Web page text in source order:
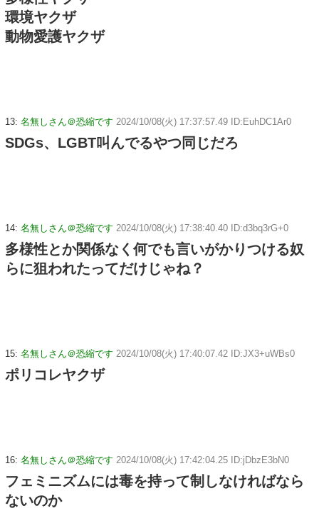
環境ヤクザ
動物愛護ヤクザ
13: 名無しさん＠恐縮です 2024/10/08(火) 17:37:57.49 ID:EuhDC1Ar0
SDGs、LGBT叫んでるやつ同じだろ
14: 名無しさん＠恐縮です 2024/10/08(火) 17:38:40.40 ID:d3bq3rG+0
多様性とか関係なく何でも言いがかりつける奴
らに狙われたってだけじゃね？
15: 名無しさん＠恐縮です 2024/10/08(火) 17:40:07.42 ID:JX3+uWBs0
ポリコレヤクザ
16: 名無しさん＠恐縮です 2024/10/08(火) 17:42:04.25 ID:jDbzE3bN0
フェミニズムには毒を持って制しなければなら
ないのか